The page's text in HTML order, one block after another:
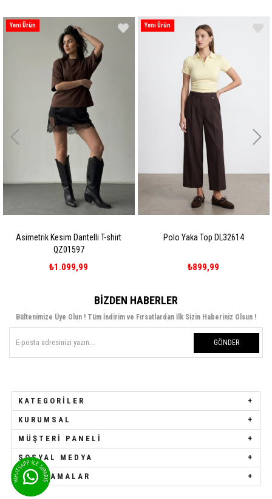
Asimetrik Kesim Dantelli T-shirt
QZ01597
₺1.099,99
Yeni Ürün
Polo Yaka Top DL32614
₺899,99
Yeni Ürün
BIZDEN HABERLER
Bültenimize Üye Olun ! Tüm İndirim ve Fırsatlardan İlk Sizin Haberiniz Olsun !
GÖNDER
KATEGORILER
KURUMSAL
MÜŞTERI PANELI
SOSYAL MEDYA
UYGULAMALAR